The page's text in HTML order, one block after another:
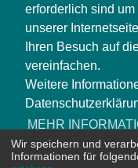
erforderlich sind
unserer
Ihren Besuch auf
vereinfachen.
Weitere
MEHR
ZAHLUNGSARTEN
SOCIAL NETWORK
Wir speichern und
Informationen für